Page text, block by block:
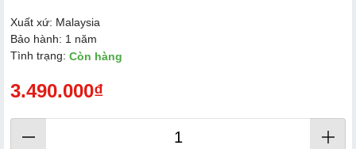
Xuất xứ: Malaysia
Bảo hành: 1 năm
Tình trạng: Còn hàng
3.490.000₫